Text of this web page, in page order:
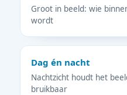
Groot in beeld: wie
wordt
Dag én nacht
Nachtzicht houdt het
bruikbaar